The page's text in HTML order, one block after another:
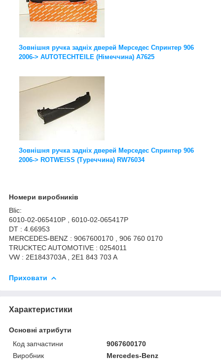
Зовнішня ручка задніх дверей Мерседес Спринтер 906
2006-> AUTOTECHTEILE (Німеччина) A7625
Зовнішня ручка задніх дверей Мерседес Спринтер 906
2006-> ROTWEISS (Туреччина) RW76034
Номери виробників
Blic:
6010-02-065410P , 6010-02-065417P
DT : 4.66953
MERCEDES-BENZ : 9067600170 , 906 760 0170
TRUCKTEC AUTOMOTIVE : 0254011
VW : 2E1843703A , 2E1 843 703 A
Приховати
Характеристики
Основні атрибути
Код запчастини
9067600170
Виробник
Mercedes-Benz